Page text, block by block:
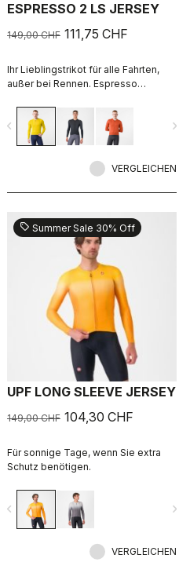
ESPRESSO 2 LS JERSEY
149,00 CHF 111,75 CHF
Ihr Lieblingstrikot für alle Fahrten,
außer bei Rennen. Espresso
perfektioniert. 2.0. Sommerleichtes
Material für kühle Tage.
navigate_before
VERGLEICHEN
sell Summer Sale 30% Off
UPF LONG SLEEVE JERSEY
149,00 CHF 104,30 CHF
Für sonnige Tage, wenn Sie extra
Schutz benötigen.
navigate_before
VERGLEICHEN